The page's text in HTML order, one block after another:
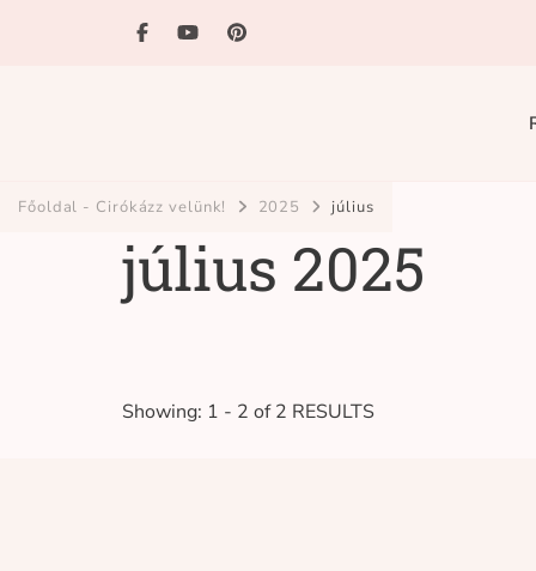
Főoldal - Cirókázz velünk! 2025 július
július 2025
Showing: 1 - 2 of 2 RESULTS